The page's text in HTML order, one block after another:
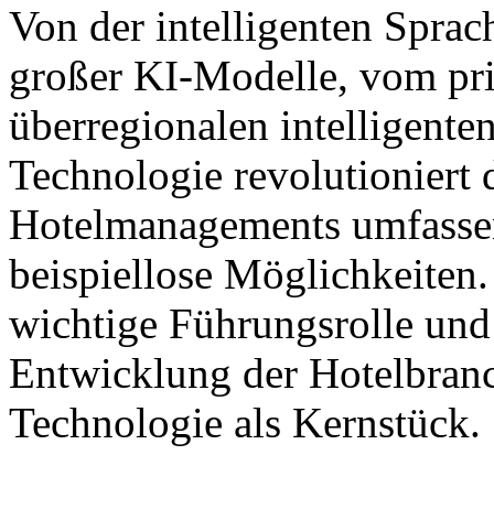
Von der intelligenten
großer KI-Modelle, vom
überregionalen
Technologie revolutioniert
Hotelmanagements
beispiellose
wichtige Führungsrolle
Entwicklung der
Technologie als Kernstück.